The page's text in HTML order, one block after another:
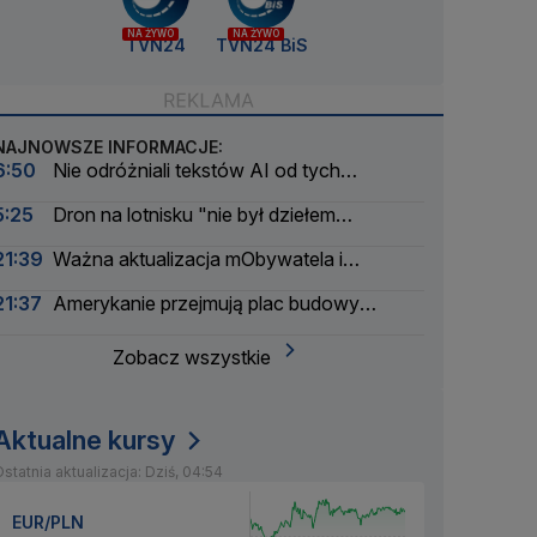
NA ŻYWO
TVN24
NA ŻYWO
TVN24 BiS
INFORMACJE:
Nie odróżniali tekstów AI od tych
Dron na lotnisku "nie był dziełem
Ważna aktualizacja mObywatela i
Amerykanie przejmują plac budowy
Zobacz wszystkie
kursy
aktualizacja: Dziś, 04:54
EUR/PLN